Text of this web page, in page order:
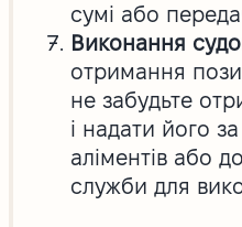
сумі або
Виконання
отримання
не забудьте
і надати його
аліментів або
служби для